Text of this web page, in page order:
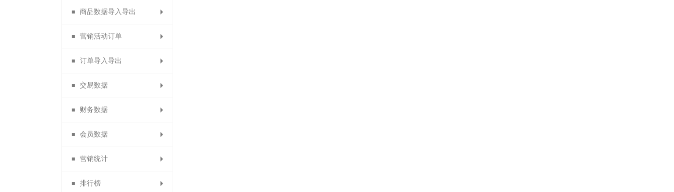
佣金排名设置
分销申请设置
分销商自动审核设置
分销商自动延期
默认分销商等级
代理商导出
代理商推荐奖
代理商销售奖
代理商团队业绩
代理商业绩奖励规则
团队管理奖
订货商推荐奖
订货商销售奖
团队业绩奖
订货商团队业绩
团队管理奖
供应商审核
供应商类型
店铺标签
导出供应商
供应商公告
招商经理管理
供应商商品审核
供应商门店审核
门店申请
门店审核
设置门店
门店分组
门店行业
门店收款码
设置员工
员工等级
会员分组
分销商品
微社区
商品数据导入导出
数据包导入
1688商品导入
备份商品导入
商品导出
商品助手
淘宝商品
营销活动订单
营销活动订单
积分兑换订单
订单导入导出
导出订单
备份订单导入
导出身份证图片
交易数据
交易概况
商品概况
订单统计
退换货统计
财务数据
提现统计
充值统计
会员数据
会员概况
代理商概况
营销统计
排行榜